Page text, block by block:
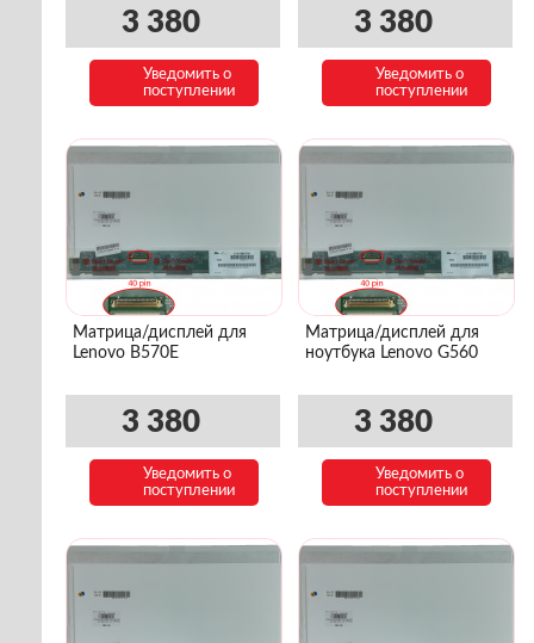
3 380
Уведомить о
поступлении
3 380
Уведомить о
поступлении
Матрица/дисплей для
Lenovo B570E
3 380
Уведомить о
поступлении
Матрица/дисплей для
ноутбука Lenovo G560
3 380
Уведомить о
поступлении